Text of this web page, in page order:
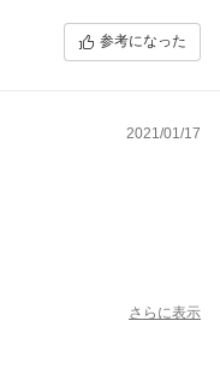
参考になった
2021/01/17
らキロ単位の野菜が突如
ごい。これが一番。い
さらに表示